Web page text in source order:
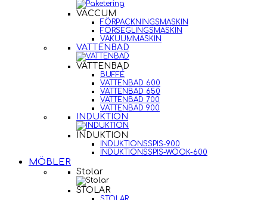
VACCUM
FÖRPACKNINGSMASKIN
FÖRSEGLINGSMASKIN
VAKUUMMASKIN
VATTENBAD
VATTENBAD
BUFFÉ
VATTENBAD 600
VATTENBAD 650
VATTENBAD 700
VATTENBAD 900
INDUKTION
INDUKTION
INDUKTIONSSPIS-900
INDUKTIONSSPIS-WOOK-600
MÖBLER
Stolar
STOLAR